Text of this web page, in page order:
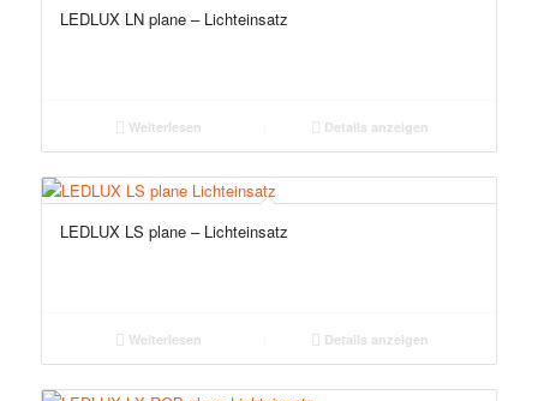
LEDLUX LN plane – Lichteinsatz
Weiterlesen Details anzeigen
LEDLUX LS plane – Lichteinsatz
Weiterlesen Details anzeigen